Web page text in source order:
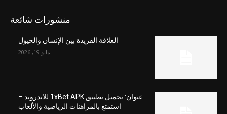
منشورات شائعة
العلاقة الفريدة بين الإنسان والخيول
مايو 19, 2026
عنوان: تحميل تطبيق 1xBet APK للاندرويد –
استمتع بالمراهنات الرياضية والألعاب